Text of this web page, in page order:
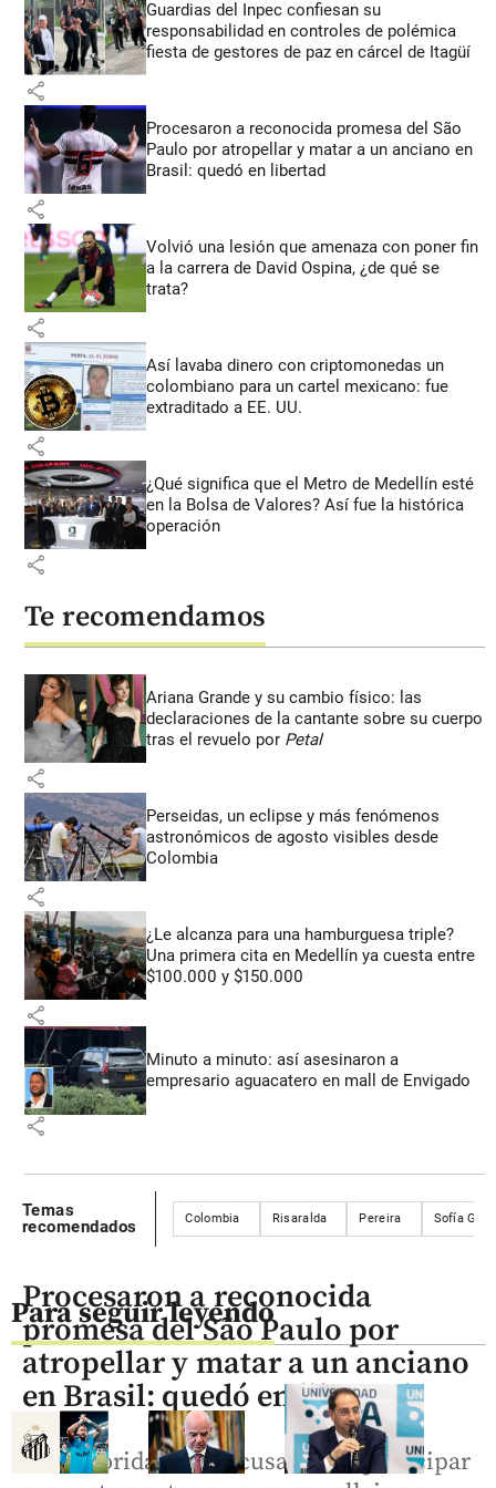
Guardias del Inpec confiesan su
responsabilidad en controles de polémica
fiesta de gestores de paz en cárcel de Itagüí
share
Procesaron a reconocida promesa del São
Paulo por atropellar y matar a un anciano en
Brasil: quedó en libertad
share
Volvió una lesión que amenaza con poner fin
a la carrera de David Ospina, ¿de qué se
trata?
share
Así lavaba dinero con criptomonedas un
colombiano para un cartel mexicano: fue
extraditado a EE. UU.
share
¿Qué significa que el Metro de Medellín esté
en la Bolsa de Valores? Así fue la histórica
operación
share
Te recomendamos
Ariana Grande y su cambio físico: las
declaraciones de la cantante sobre su cuerpo
tras el revuelo por Petal
share
Perseidas, un eclipse y más fenómenos
astronómicos de agosto visibles desde
Colombia
share
¿Le alcanza para una hamburguesa triple?
Una primera cita en Medellín ya cuesta entre
$100.000 y $150.000
share
Minuto a minuto: así asesinaron a
empresario aguacatero en mall de Envigado
share
Temas
recomendados
Colombia Risaralda Pereira Sofía
Para seguir leyendo
Procesaron a reconocida
promesa del São Paulo por
atropellar y matar a un anciano
en Brasil: quedó en libertad
Las autoridades lo acusaron de participar